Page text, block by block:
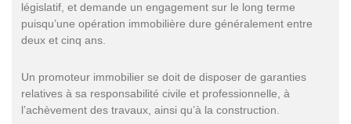
législatif, et demande un engagement sur le long terme
puisqu’une opération immobilière dure généralement entre
deux et cinq ans.
Un promoteur immobilier se doit de disposer de garanties
relatives à sa responsabilité civile et professionnelle, à
l’achèvement des travaux, ainsi qu’à la construction.